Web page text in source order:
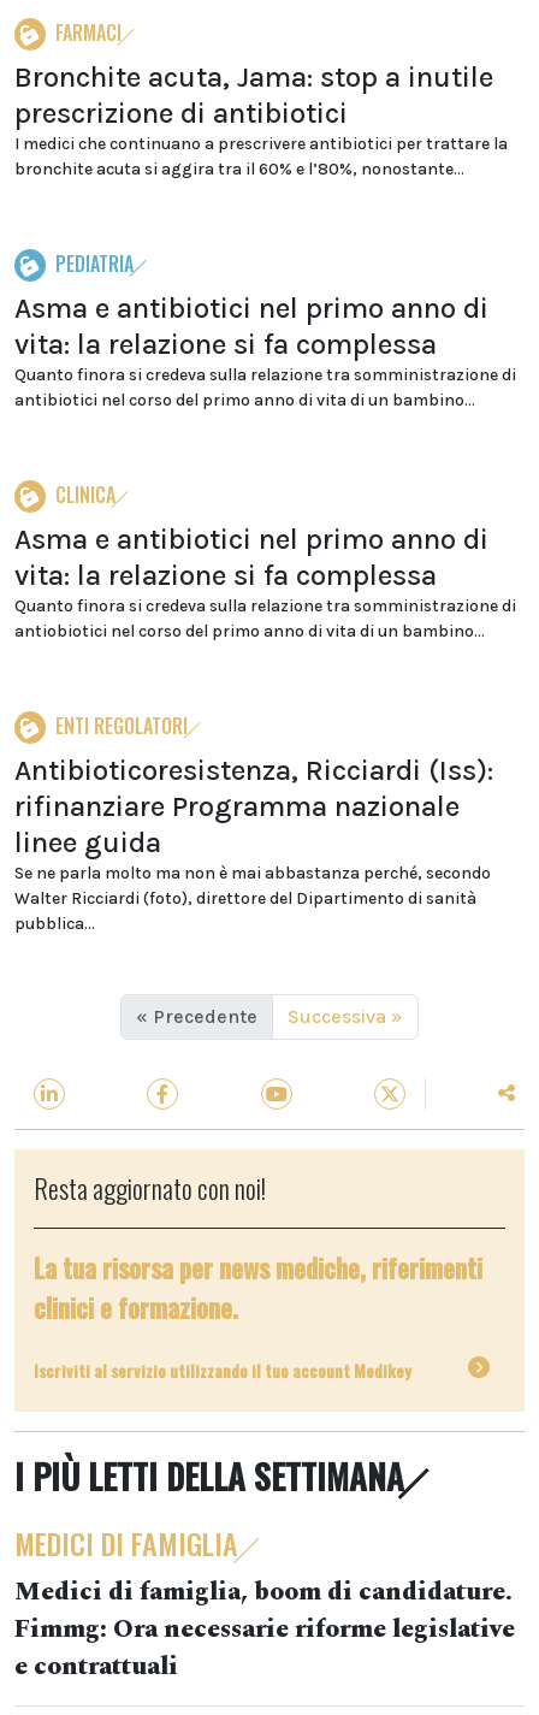
FARMACI
Bronchite acuta, Jama: stop a inutile
prescrizione di antibiotici
I medici che continuano a prescrivere antibiotici per trattare la
bronchite acuta si aggira tra il 60% e l’80%, nonostante...
PEDIATRIA
Asma e antibiotici nel primo anno di
vita: la relazione si fa complessa
Quanto finora si credeva sulla relazione tra somministrazione di
antibiotici nel corso del primo anno di vita di un bambino...
CLINICA
Asma e antibiotici nel primo anno di
vita: la relazione si fa complessa
Quanto finora si credeva sulla relazione tra somministrazione di
antiobiotici nel corso del primo anno di vita di un bambino...
ENTI REGOLATORI
Antibioticoresistenza, Ricciardi (Iss):
rifinanziare Programma nazionale
linee guida
Se ne parla molto ma non è mai abbastanza perché, secondo
Walter Ricciardi (foto), direttore del Dipartimento di sanità
pubblica...
« Precedente Successiva »
Resta aggiornato con noi!
La tua risorsa per news mediche, riferimenti
clinici e formazione.
Iscriviti al servizio utilizzando il tuo account Medikey
I PIÙ LETTI DELLA SETTIMANA
MEDICI DI FAMIGLIA
Medici di famiglia, boom di candidature.
Fimmg: Ora necessarie riforme legislative
e contrattuali